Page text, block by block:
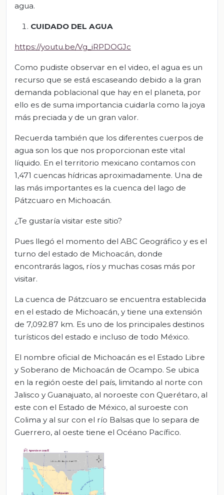
agua.
CUIDADO DEL AGUA
https://youtu.be/Vg_iRPDOGJc
Como pudiste observar en el video, el agua es un
recurso que se está escaseando debido a la gran
demanda poblacional que hay en el planeta, por
ello es de suma importancia cuidarla como la joya
más preciada y de un gran valor.
Recuerda también que los diferentes cuerpos de
agua son los que nos proporcionan este vital
líquido. En el territorio mexicano contamos con
1,471 cuencas hídricas aproximadamente. Una de
las más importantes es la cuenca del lago de
Pátzcuaro en Michoacán.
¿Te gustaría visitar este sitio?
Pues llegó el momento del ABC Geográfico y es el
turno del estado de Michoacán, donde
encontrarás lagos, ríos y muchas cosas más por
visitar.
La cuenca de Pátzcuaro se encuentra establecida
en el estado de Michoacán, y tiene una extensión
de 7,092.87 km. Es uno de los principales destinos
turísticos del estado e incluso de todo México.
El nombre oficial de Michoacán es el Estado Libre
y Soberano de Michoacán de Ocampo. Se ubica
en la región oeste del país, limitando al norte con
Jalisco y Guanajuato, al noroeste con Querétaro, al
este con el Estado de México, al suroeste con
Colima y al sur con el río Balsas que lo separa de
Guerrero, al oeste tiene el Océano Pacífico.